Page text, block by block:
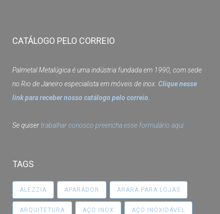
CATÁLOGO PELO CORREIO
Palmetal Metalúgica é uma indústria fundada em 1990, com sede
no Rio de Janeiro especialista em móveis de inox. Clique nesse
link para receber nosso catálogo pelo correio.
Se quisertrabalhar conosco preencha esse formulário aqui.
TAGS
ALEZZIA APARADOR ARARA PARA LOJAS
ARQUITETURA AÇO INOX AÇO INOXIDÁVEL